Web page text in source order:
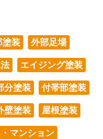
塗装 外部足場
エイジング塗装
分塗装 付帯部塗装
壁塗装 屋根塗装
マンション